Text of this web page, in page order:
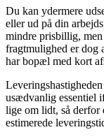
Du kan ydermere
eller ud på din
mindre prisbillig, men
fragtmulighed er dog
har bopæl med kort
usædvanlig essentiel
lige om lidt, så derfor
estimerede